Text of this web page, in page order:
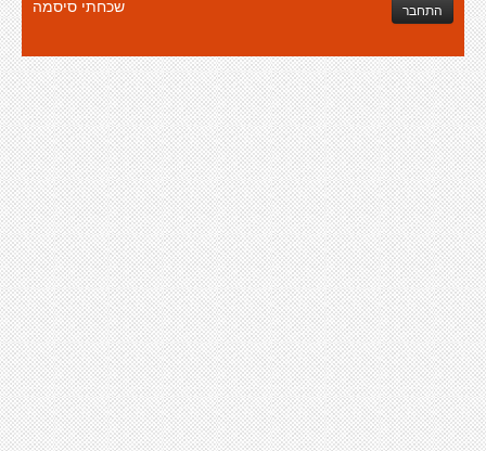
התחבר שכחתי סיסמה